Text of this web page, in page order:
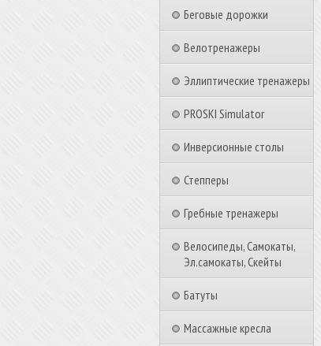
Беговые дорожки
Велотренажеры
Эллиптические тренажеры
PROSKI Simulator
Инверсионные столы
Степперы
Гребные тренажеры
Велосипеды, Самокаты,
Эл.самокаты, Скейты
Батуты
Массажные кресла